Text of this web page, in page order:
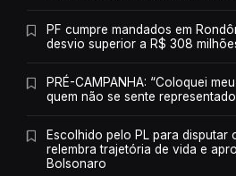
PF cumpre mandados em
desvio superior a R$ 308
PRÉ-CAMPANHA: “Coloquei
quem não se sente
Escolhido pelo PL para disputar
relembra trajetória de vida e
Bolsonaro